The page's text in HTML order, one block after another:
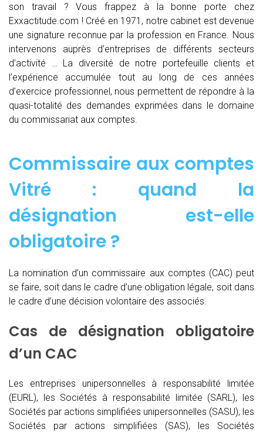
son travail ? Vous frappez à la bonne porte chez
Exxactitude.com ! Créé en 1971, notre cabinet est devenue
une signature reconnue par la profession en France. Nous
intervenons auprès d’entreprises de différents secteurs
d’activité … La diversité de notre portefeuille clients et
l’expérience accumulée tout au long de ces années
d’exercice professionnel, nous permettent de répondre à la
quasi-totalité des demandes exprimées dans le domaine
du commissariat aux comptes.
Commissaire aux comptes
Vitré : quand la
désignation est-elle
obligatoire ?
La nomination d’un commissaire aux comptes (CAC) peut
se faire, soit dans le cadre d’une obligation légale, soit dans
le cadre d’une décision volontaire des associés.
Cas de désignation obligatoire
d’un CAC
Les entreprises unipersonnelles à responsabilité limitée
(EURL), les Sociétés à responsabilité limitée (SARL), les
Sociétés par actions simplifiées unipersonnelles (SASU), les
Sociétés par actions simplifiées (SAS), les Sociétés